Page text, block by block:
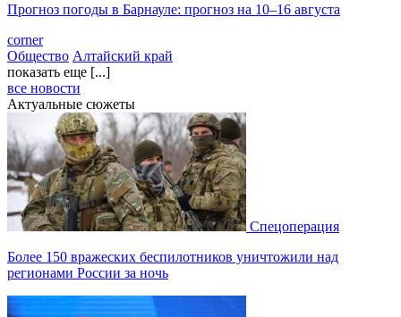
Прогноз погоды в Барнауле: прогноз на 10–16 августа
corner
Общество Алтайский край
показать еще [...]
все новости
Актуальные сюжеты
Спецоперация
Более 150 вражеских беспилотников уничтожили над
регионами России за ночь